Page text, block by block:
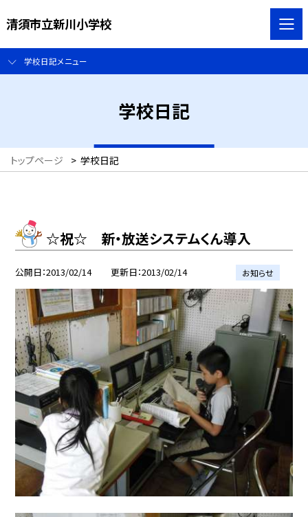
清須市立新川小学校
学校日記メニュー
学校日記
トップページ > 学校日記
☆祝☆ 新・放送システムくん導入
公開日 2013/02/14 更新日 2013/02/14 お知らせ